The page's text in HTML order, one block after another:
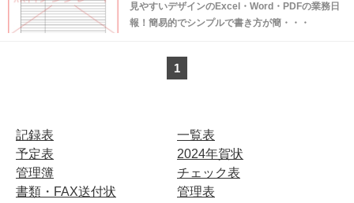
見やすいデザインのExcel・Word・PDFの業務日
報！簡易的でシンプルで書き方が簡・・・
1
記録表
一覧表
予定表
2024年賀状
管理簿
チェック表
書類・FAX送付状
管理表